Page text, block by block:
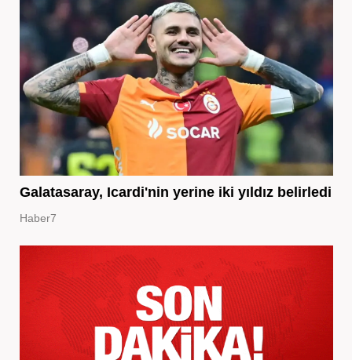
Galatasaray, Icardi'nin yerine iki yıldız belirledi
Haber7